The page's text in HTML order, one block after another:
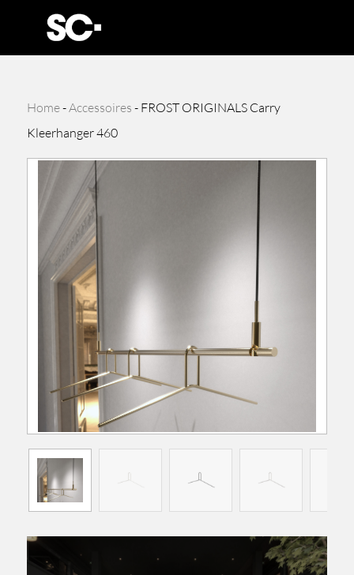
Home-Accessoires - FROST ORIGINALS Carry
Kleerhanger 460